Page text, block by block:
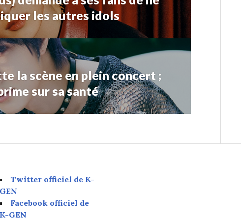
les autres idols
la scène en plein concert ;
sur sa santé
Twitter officiel de K-
GEN
Facebook officiel de
K-GEN